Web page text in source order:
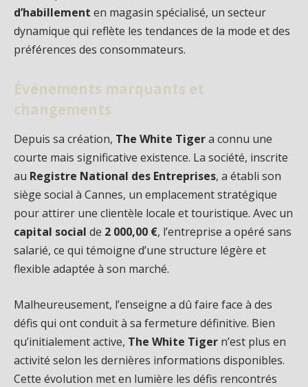
d’habillement en magasin spécialisé, un secteur
dynamique qui reflète les tendances de la mode et des
préférences des consommateurs.
Événements marquants et
changements
Depuis sa création, The White Tigera connu une
courte mais significative existence. La société, inscrite
au Registre National des Entreprises, a établi son
siège social à Cannes, un emplacement stratégique
pour attirer une clientèle locale et touristique. Avec un
capital social de 2 000,00 €, l’entreprise a opéré sans
salarié, ce qui témoigne d’une structure légère et
flexible adaptée à son marché.
Malheureusement, l’enseigne a dû faire face à des
défis qui ont conduit à sa fermeture définitive. Bien
qu’initialement active, The White Tiger n’est plus en
activité selon les dernières informations disponibles.
Cette évolution met en lumière les défis rencontrés